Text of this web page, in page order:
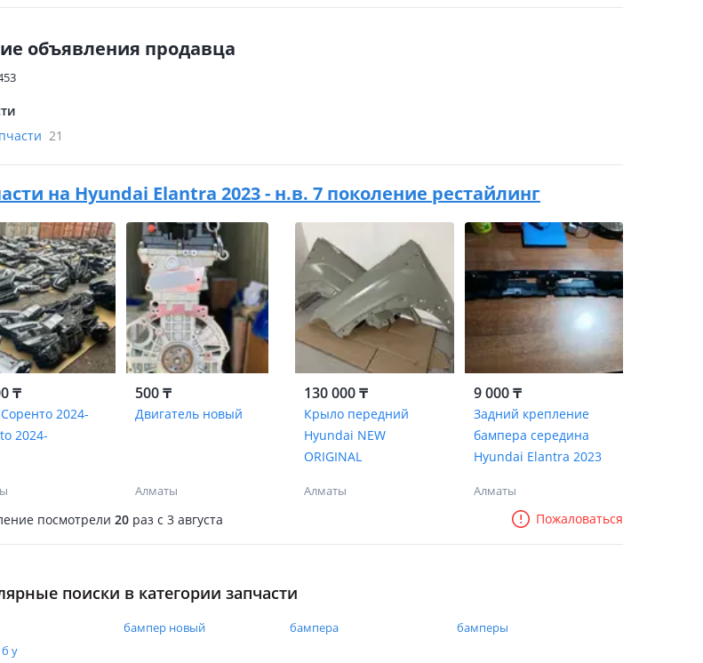
объявления продавца
21
на Hyundai Elantra 2023 - н.в. 7 поколение рестайлинг
₸
2024-
2024-
500 ₸
Двигатель новый
Алматы
130 000 ₸
Крыло передний
Hyundai NEW
ORIGINAL
Алматы
9 000 ₸
Задний крепление
бампера середина
Hyundai Elantra 2023
Алматы
посмотрели 20 раз c 3 августа Пожаловаться
поиски в категории запчасти
бампер новый бампера
бамперы
у